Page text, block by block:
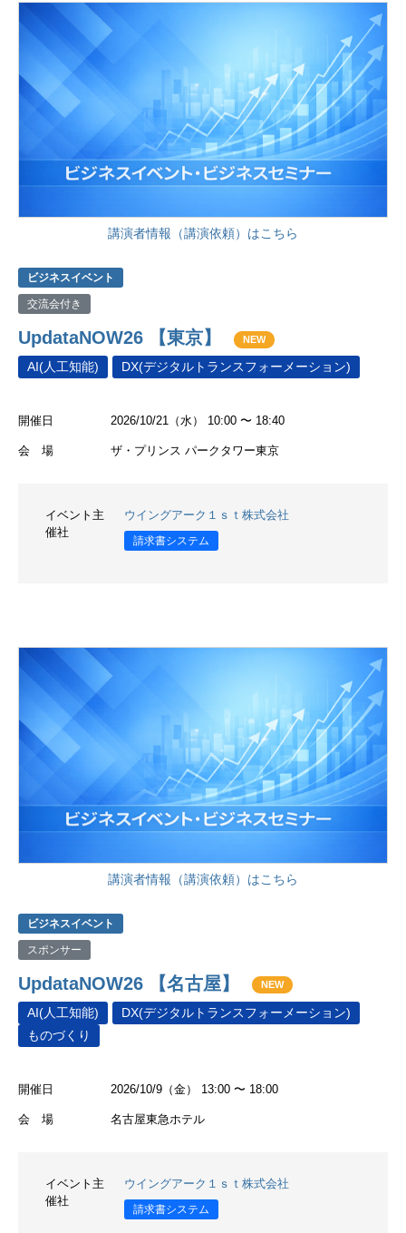
講演者情報（講演依頼）はこちら
ビジネスイベント
交流会付き
UpdataNOW26 【東京】 NEW
AI(人工知能) DX(デジタルトランスフォーメーション)
開催日 2026/10/21（水） 10:00 〜 18:40
会 場 ザ・プリンス パークタワー東京
イベント主
催社
ウイングアーク１ｓｔ株式会社
請求書システム
講演者情報（講演依頼）はこちら
ビジネスイベント
スポンサー
UpdataNOW26 【名古屋】 NEW
AI(人工知能)
DX(デジタルトランスフォーメーション)
ものづくり
開催日 2026/10/9（金） 13:00 〜 18:00
会 場 名古屋東急ホテル
イベント主
催社
ウイングアーク１ｓｔ株式会社
請求書システム